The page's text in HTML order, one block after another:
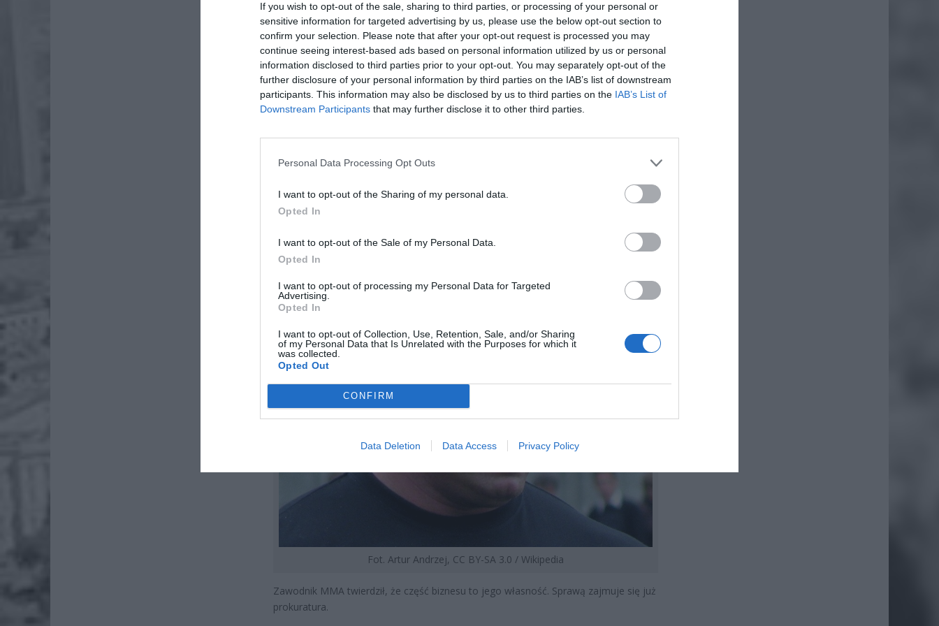
If you wish to opt-out of the sale, sharing to third parties, or processing of your personal or
sensitive information for targeted advertising by us, please use the below opt-out section to
confirm your selection. Please note that after your opt-out request is processed you may
continue seeing interest-based ads based on personal information utilized by us or personal
information disclosed to third parties prior to your opt-out. You may separately opt-out of the
further disclosure of your personal information by third parties on the IAB’s list of downstream
participants. This information may also be disclosed by us to third parties on the IAB’s List of
Downstream Participants that may further disclose it to other third parties.
Personal Data Processing Opt Outs
I want to opt-out of the Sharing of my personal data.
Opted In
I want to opt-out of the Sale of my Personal Data.
Opted In
I want to opt-out of processing my Personal Data for Targeted
Advertising.
Opted In
I want to opt-out of Collection, Use, Retention, Sale, and/or Sharing
of my Personal Data that Is Unrelated with the Purposes for which it
was collected.
Opted Out
CONFIRM
Data Deletion Data Access Privacy Policy
Play
Dodaj nas do preferowanych źródeł w Google
Fot. Artur Andrzej, CC BY-SA 3.0 / Wikipedia
Zawodnik MMA twierdził, że część biznesu to jego własność. Sprawą zajmuje się już
prokuratura.